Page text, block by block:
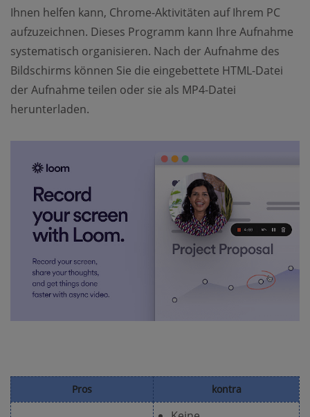
Ihnen helfen kann, Chrome-Aktivitäten auf Ihrem PC
aufzuzeichnen. Dieses Programm kann Ihre Aufnahme
systematisch organisieren. Nach der Aufnahme des
Bildschirms können Sie die eingebettete HTML-Datei
der Aufnahme teilen oder sie als MP4-Datei
herunterladen.
Pros kontra